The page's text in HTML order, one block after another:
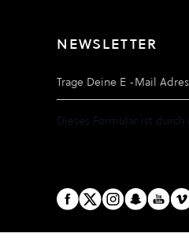
NEWSLETTER
Dieses Formular ist